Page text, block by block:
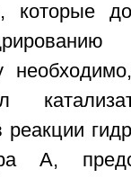
которые
реакции
А,